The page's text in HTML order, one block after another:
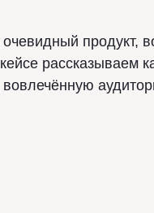
продукт,
рассказываем